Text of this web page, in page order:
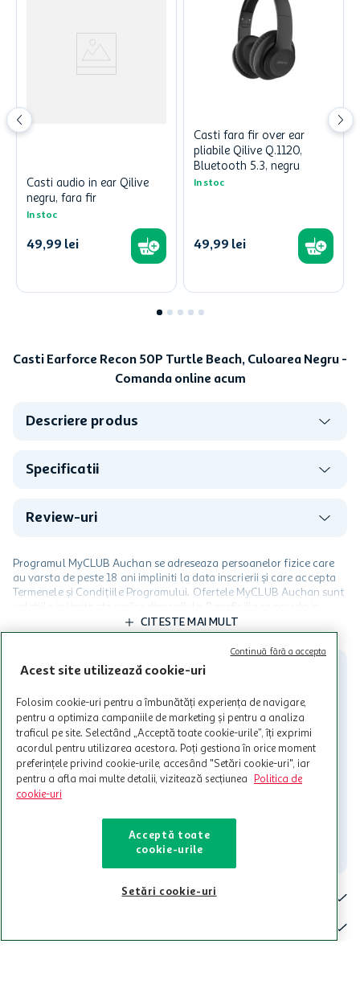
Casti audio in ear Qilive
negru, fara fir
In stoc
49,99 lei
Casti fara fir over ear
pliabile Qilive Q.1120,
Bluetooth 5.3, negru
In stoc
49,99 lei
Casti Earforce Recon 50P Turtle Beach, Culoarea Negru -
Comanda online acum
Descriere produs
Specificatii
Review-uri
Programul MyCLUB Auchan se adreseaza persoanelor fizice care
au varsta de peste 18 ani impliniti la data inscrierii și care accepta
Termenele și Condițiile Programului. Ofertele MyCLUB Auchan sunt
valabile in limita stocurilor disponibile. Beneficiile se acorda in
limita a 12 unitati / card client o singura data in perioada promotiei.
Cardul poate fi utilizat doar in legatura cu magazinele Auchan
participante și pentru acțiuni promotionale indicate de Auchan si
nu poate fi utilizat in legatura cu alti comercianți sau pentru alte
care aceste este suspendat sau in perioada in care sunt efectuate
intretineri sau reparatii tehnice la sistemul de utilizarea al Cardului.
CITESTE MAI MULT
Contacteaza-ne!
Iti stam mereu la dispozitie.
Contact
Acest site utilizează cookie-uri
Folosim cookie-uri pentru a îmbunătăți experiența de navigare,
pentru a optimiza campaniile de marketing și pentru a analiza
traficul pe site. Selectând „Acceptă toate cookie-urile”, îți exprimi
acordul pentru utilizarea acestora. Poți gestiona în orice moment
preferințele privind cookie-urile, accesând "Setări cookie-uri", iar
pentru a afla mai multe detalii, vizitează secțiunea
Politica de
cookie-uri
Acceptă toate
cookie-urile
Setări cookie-uri
Continuă fără a accepta